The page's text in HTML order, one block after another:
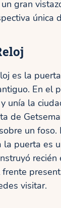
gran
única
es la
En el
unía la
de
un
puerta es
visitar.